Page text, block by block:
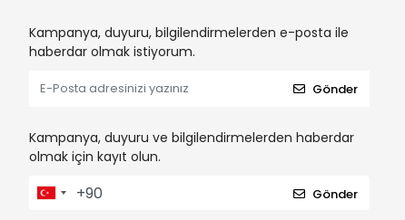
Kampanya, duyuru, bilgilendirmelerden e-posta ile
haberdar olmak istiyorum.
Gönder
Kampanya, duyuru ve bilgilendirmelerden haberdar
olmak için kayıt olun.
Gönder